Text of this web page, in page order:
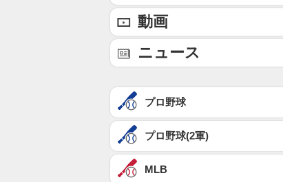
動画
ニュース
プロ野球
プロ野球(2軍)
MLB